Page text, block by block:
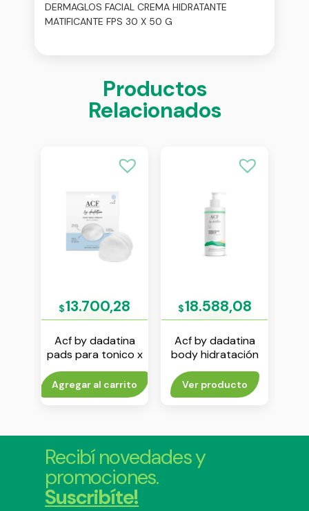
DERMAGLOS FACIAL CREMA HIDRATANTE
MATIFICANTE FPS 30 X 50 G
Productos
Relacionados
$13.700,28
Acf by dadatina
pads para tonico x
3 unidades
Agregar al carrito
$18.588,08
Acf by dadatina
body hidratación
crema x 250 g
Ver producto
Recibí novedades y
promociones.
Suscribíte!